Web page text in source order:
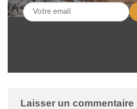
Laisser un commentaire